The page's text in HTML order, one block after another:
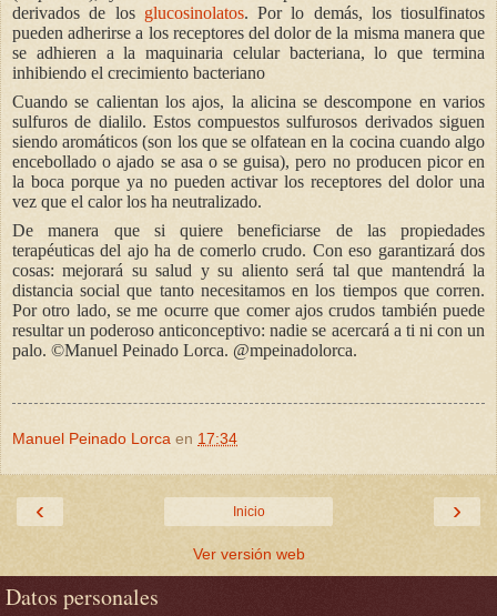
derivados de los glucosinolatos. Por lo demás, los tiosulfinatos
pueden adherirse a los receptores del dolor de la misma manera que
se adhieren a la maquinaria celular bacteriana, lo que termina
inhibiendo el crecimiento bacteriano
Cuando se calientan los ajos, la alicina se descompone en varios
sulfuros de dialilo. Estos compuestos sulfurosos derivados siguen
siendo aromáticos (son los que se olfatean en la cocina cuando algo
encebollado o ajado se asa o se guisa), pero no producen picor en
la boca porque ya no pueden activar los receptores del dolor una
vez que el calor los ha neutralizado.
De manera que si quiere beneficiarse de las propiedades
terapéuticas del ajo ha de comerlo crudo. Con eso garantizará dos
cosas: mejorará su salud y su aliento será tal que mantendrá la
distancia social que tanto necesitamos en los tiempos que corren.
Por otro lado, se me ocurre que comer ajos crudos también puede
resultar un poderoso anticonceptivo: nadie se acercará a ti ni con un
palo. ©Manuel Peinado Lorca. @mpeinadolorca.
Manuel Peinado Lorca en 17:34
‹ ›
Inicio
Ver versión web
Datos personales